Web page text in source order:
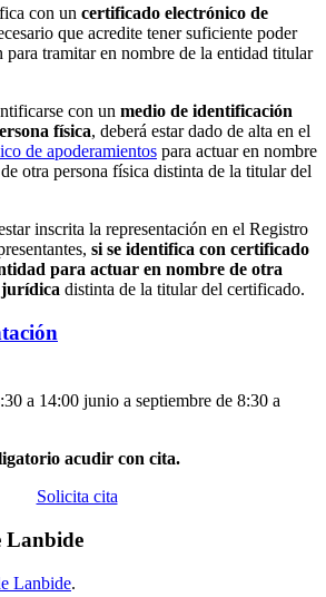
con un certificado electrónico de
que acredite tener suficiente poder
para tramitar en nombre de la entidad titular
con un medio de identificación
física, deberá estar dado de alta en el
de apoderamientos para actuar en nombre
otra persona física distinta de la titular del
inscrita la representación en el Registro
si se identifica con certificado
para actuar en nombre de otra
jurídica distinta de la titular del certificado.
a 14:00 junio a septiembre de 8:30 a
acudir con cita.
Solicita cita
Lanbide
Lanbide.